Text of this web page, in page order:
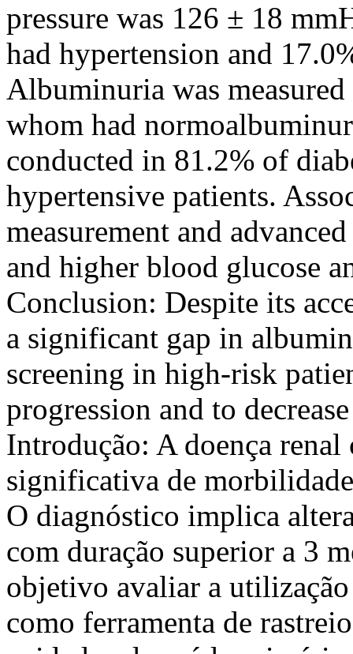
pressure was 126 ± 18
had hypertension and
Albuminuria was
whom had
conducted in 81.2% of
hypertensive patients.
measurement and
and higher blood glucose
Conclusion: Despite its
a significant gap in
screening in high-risk
progression and to
Introdução: A doença
significativa de
O diagnóstico implica
com duração superior a 3
objetivo avaliar a
como ferramenta de